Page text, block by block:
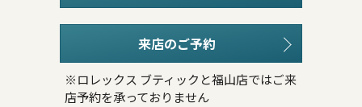
来店のご予約
※ロレックス ブティックと福山店ではご来
店予約を承っておりません